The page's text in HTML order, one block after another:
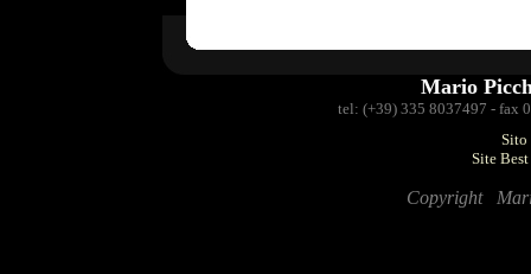
Mario
tel: (+39) 335 8037497 - fax
Sito
Site
Copyright